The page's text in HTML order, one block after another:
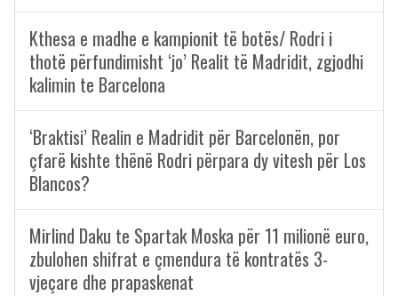
Kthesa e madhe e kampionit të botës/ Rodri i
thotë përfundimisht ‘jo’ Realit të Madridit, zgjodhi
kalimin te Barcelona
‘Braktisi’ Realin e Madridit për Barcelonën, por
çfarë kishte thënë Rodri përpara dy vitesh për Los
Blancos?
Mirlind Daku te Spartak Moska për 11 milionë euro,
zbulohen shifrat e çmendura të kontratës 3-
vjeçare dhe prapaskenat